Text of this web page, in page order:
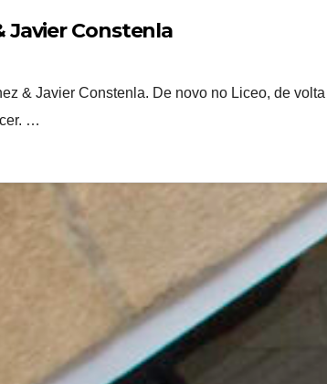
Javier Constenla
& Javier Constenla. De novo no Liceo, de
…